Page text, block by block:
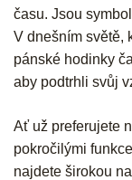
času. Jsou
V dnešním světě,
pánské hodinky
aby podtrhli svůj
Ať už preferujete
pokročilými
najdete širokou